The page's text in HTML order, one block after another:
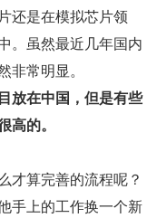
还是在模拟芯片领
。虽然最近几年国内
常明显。
放在中国，但是有些
的。
才算完善的流程呢？
手上的工作换一个新